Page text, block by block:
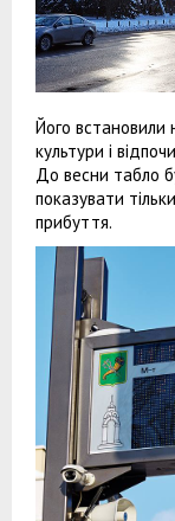
Його встановили
культури і
До весни табло
показувати
прибуття.